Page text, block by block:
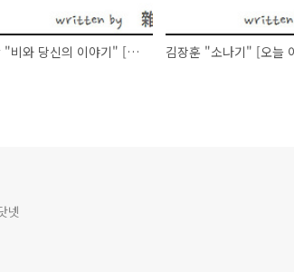
부활 "비와 당신의 이야기" [오늘 이런 음악 어때요 - 100704]
넷